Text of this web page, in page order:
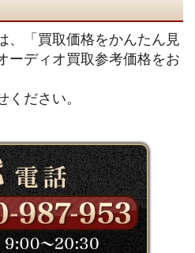
、「買取価格をかんたん見
ーディオ買取参考価格をお
ください。